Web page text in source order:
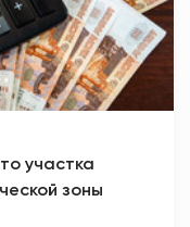
участка
зоны